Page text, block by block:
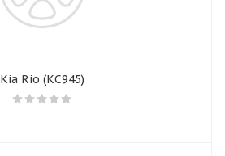
Kia Rio (КС945)